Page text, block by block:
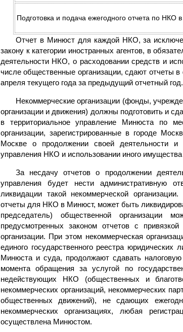
Подготовка и подача ежегодного отчета по НКО
Отчет в Минюст для каждой НКО, за
закону к категории иностранных агентов, в
деятельности НКО, о расходовании средств и
числе общественные организации, сдают отчеты
апреля текущего года за предыдущий отчетный год.
Некоммерческие организации (фонды,
организации и движения) должны подготовить и
в территориальное управление Минюста по
организации, зарегистрированные в городе
Москве о продолжении своей деятельности и
управления НКО и использовании иного
За несдачу отчетов о продолжении
управления будет нести административную
ликвидации такой некоммерческой
отчеты для НКО в Минюст, может быть
председатель) общественной
предусмотренных законом отчетов с
организации. При этом некоммерческая
единого государственного реестра
Минюста и суда, продолжают сдавать
момента обращения за услугой по
недействующих НКО (общественных и
некоммерческих организаций, некоммерческих
общественных движений), не сдающих
некоммерческих организациях, любая
осуществлена Минюстом.